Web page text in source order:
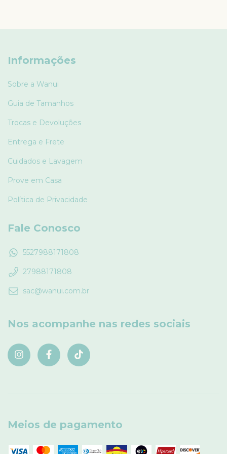
Informações
Sobre a Wanui
Guia de Tamanhos
Trocas e Devoluções
Entrega e Frete
Cuidados e Lavagem
Prove em Casa
Política de Privacidade
Fale Conosco
5527988171808
27988171808
sac@wanui.com.br
Nos acompanhe nas redes sociais
Meios de pagamento